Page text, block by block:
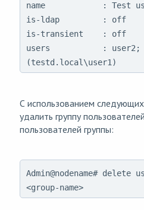
name            : Test
is-ldap         : off
is-transient    : off
users           : user2;
(testd.local\user1)
С использованием
удалить группу
пользователей группы:
Admin@nodename# delete
<group-name>